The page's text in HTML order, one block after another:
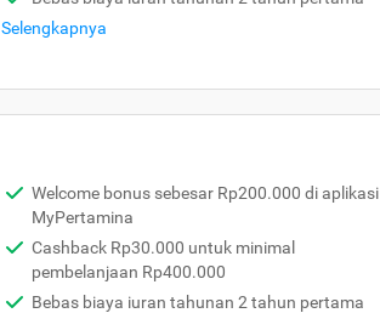
Selengkapnya
Welcome bonus sebesar Rp200.000 di aplikasi
MyPertamina
Cashback Rp30.000 untuk minimal
pembelanjaan Rp400.000
Bebas biaya iuran tahunan 2 tahun pertama